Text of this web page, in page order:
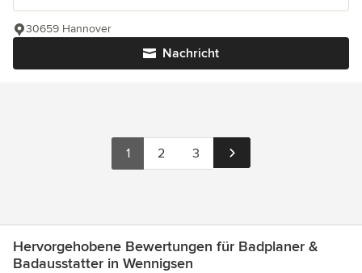
Nachricht
30659 Hannover
1 2 3
Hervorgehobene Bewertungen für Badplaner &
Badausstatter in Wennigsen